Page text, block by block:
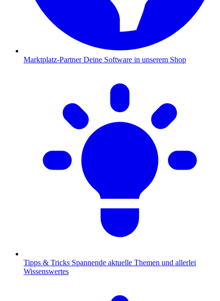
Marktplatz-Partner Deine Software in unserem Shop
Tipps & Tricks Spannende aktuelle Themen und allerlei
Wissenswertes